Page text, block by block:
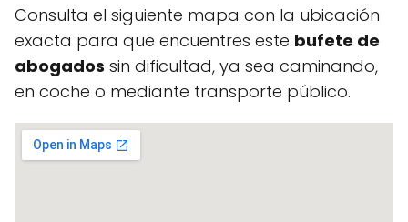
Consulta el siguiente mapa con la ubicación
exacta para que encuentres este bufete de
abogados sin dificultad, ya sea caminando,
en coche o mediante transporte público.